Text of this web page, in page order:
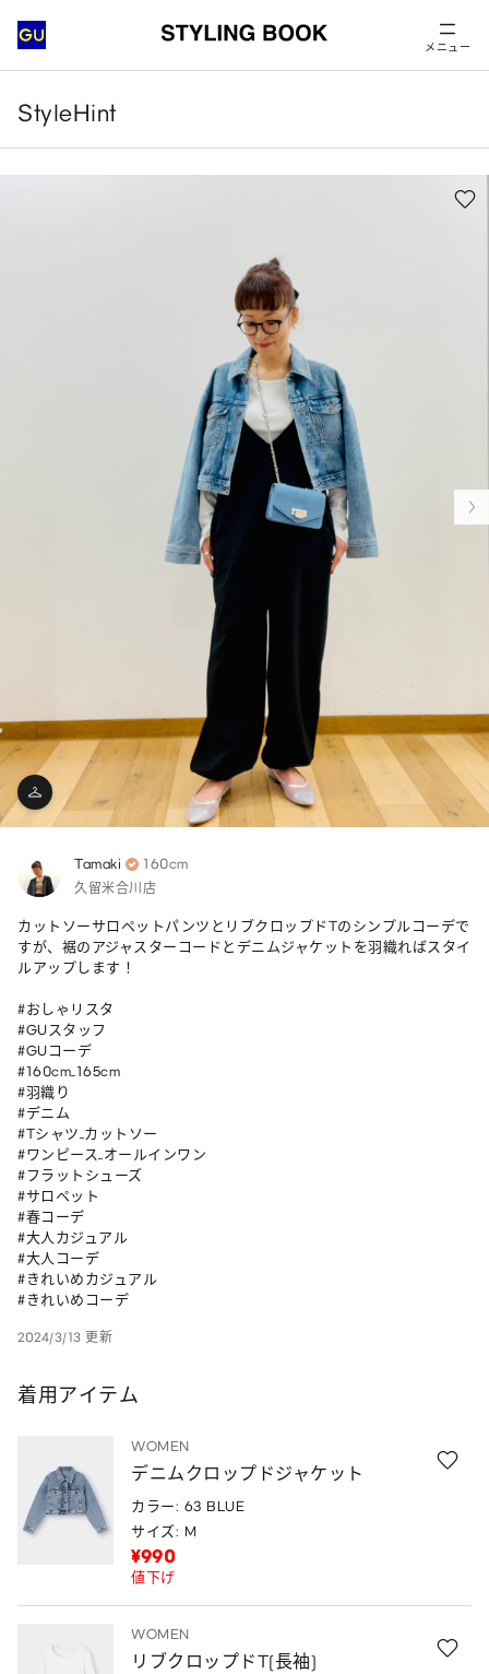
メニュー
StyleHint
Tamaki 160cm
久留米合川店
カットソーサロペットパンツとリブクロップドTのシンプルコーデで
すが、裾のアジャスターコードとデニムジャケットを羽織ればスタイ
ルアップします！
#おしゃリスタ
#GUスタッフ
#GUコーデ
#160cm_165cm
#羽織り
#デニム
#Tシャツ_カットソー
#ワンピース_オールインワン
#フラットシューズ
#サロペット
#春コーデ
#大人カジュアル
#大人コーデ
#きれいめカジュアル
#きれいめコーデ
2024/3/13 更新
着用アイテム
WOMEN
デニムクロップドジャケット
カラー: 63 BLUE
サイズ: M
¥990
値下げ
WOMEN
リブクロップドT(長袖)